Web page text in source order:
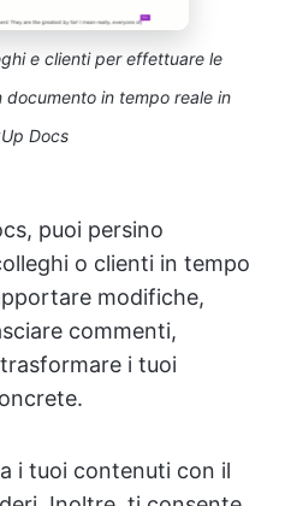
e clienti per effettuare le
in tempo reale in
Docs
puoi persino
o clienti in tempo
modifiche,
commenti,
i tuoi
i tuoi contenuti con il